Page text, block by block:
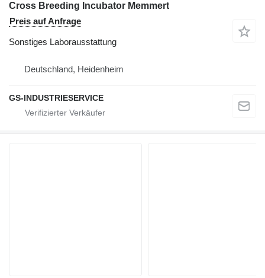
Cross Breeding Incubator Memmert
Preis auf Anfrage
Sonstiges Laborausstattung
Deutschland, Heidenheim
GS-INDUSTRIESERVICE